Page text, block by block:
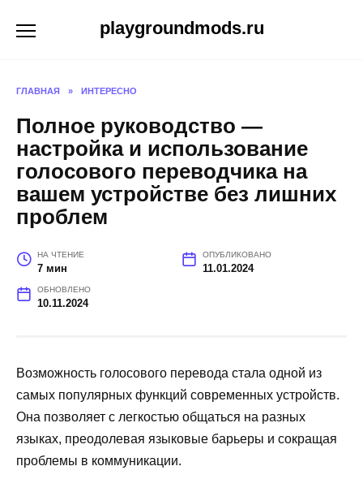
playgroundmods.ru
ГЛАВНАЯ » ИНТЕРЕСНО
Полное руководство —
настройка и использование
голосового переводчика на
вашем устройстве без лишних
проблем
НА ЧТЕНИЕ
7 мин
ОПУБЛИКОВАНО
11.01.2024
ОБНОВЛЕНО
10.11.2024
Возможность голосового перевода стала одной из
самых популярных функций современных устройств.
Она позволяет с легкостью общаться на разных
языках, преодолевая языковые барьеры и сокращая
проблемы в коммуникации.